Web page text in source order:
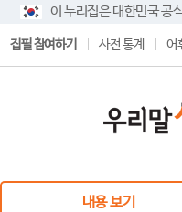
이 누리집은 대한민국 공
집필 참여하기 사전 통계 어
내용 보기